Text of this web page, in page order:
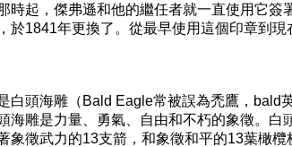
時起，傑弗遜和他的繼任者就一直使用它簽
於1841年更換了。從最早使用這個印章到現
白頭海雕（Bald Eagle常被誤為禿鷹，bald
海雕是力量、勇氣、自由和不朽的象徵。白
象徵武力的13支箭，和象徵和平的13葉橄欖